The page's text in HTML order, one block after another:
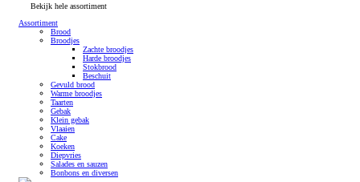
Bekijk hele assortiment
Assortiment
Brood
Broodjes
Zachte broodjes
Harde broodjes
Stokbrood
Beschuit
Gevuld brood
Warme broodjes
Taarten
Gebak
Klein gebak
Vlaaien
Cake
Koeken
Diepvries
Salades en sauzen
Bonbons en diversen